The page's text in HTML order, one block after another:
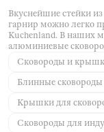
Вкуснейшие стейки
гарнир можно легко
Kuchenland. В наших
алюминиевые
Сковороды и
Блинные сковороды
Крышки для
Сковороды для